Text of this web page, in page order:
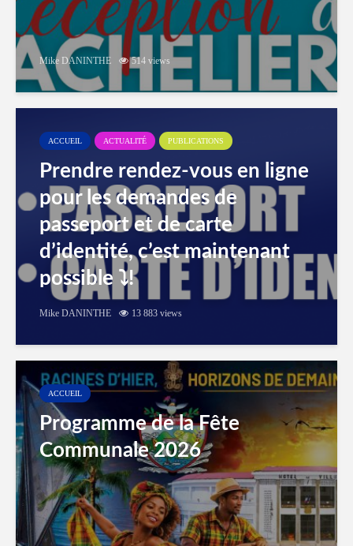
Mike DANINTHE 514 views
ACCUEIL ACTUALITÉ PUBLICATIONS
Prendre rendez-vous en ligne
pour les demandes de
passeport et de carte
d’identité, c’est maintenant
possible ⤵️!
Mike DANINTHE 13 883 views
ACCUEIL
Programme de la Fête
Communale 2026